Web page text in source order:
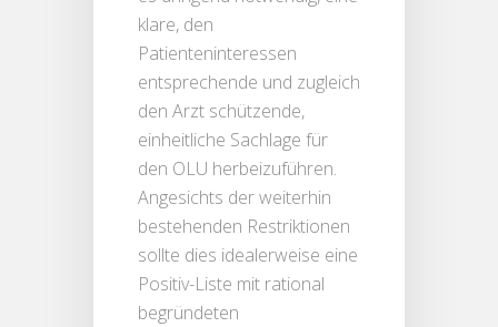
klare, den
Patienteninteressen
entsprechende und zugleich
den Arzt schützende,
einheitliche Sachlage für
den OLU herbeizuführen.
Angesichts der weiterhin
bestehenden Restriktionen
sollte dies idealerweise eine
Positiv-Liste mit rational
begründeten